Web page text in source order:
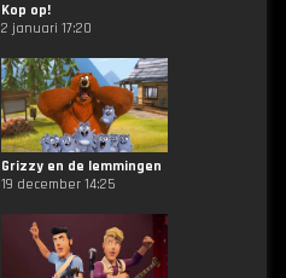
Kop op!
2 januari 17:20
Grizzy en de lemmingen
19 december 14:25